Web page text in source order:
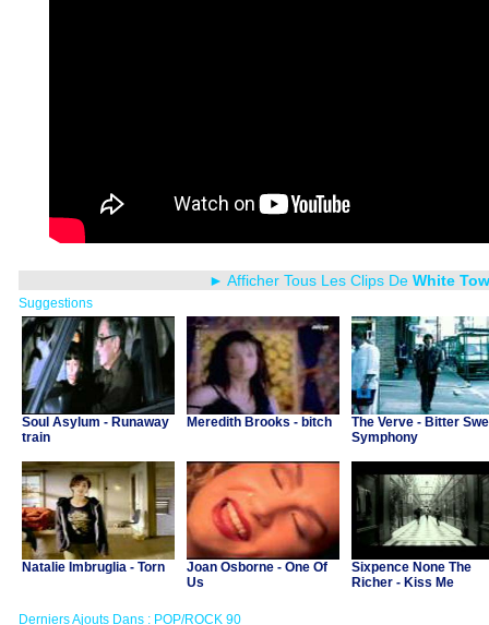
► Afficher Tous Les Clips De White
Suggestions
Soul Asylum - Runaway
train
Meredith Brooks - bitch
The Verve - Bitter
Symphony
Natalie Imbruglia - Torn
Joan Osborne - One Of
Us
Sixpence None The
Richer - Kiss Me
Derniers Ajouts Dans : POP/ROCK 90